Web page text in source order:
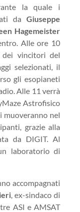
la quale i
da Giuseppe
Hagemeister
Alle ore 10
dei vincitori del
selezionati, il
gli esopianeti
Alle 11 verrà
Astrofisico
muoveranno nel
grazie alla
da DIGIT. Al
laboratorio di
accompagnati
, ex-sindaco di
ASI e AMSAT